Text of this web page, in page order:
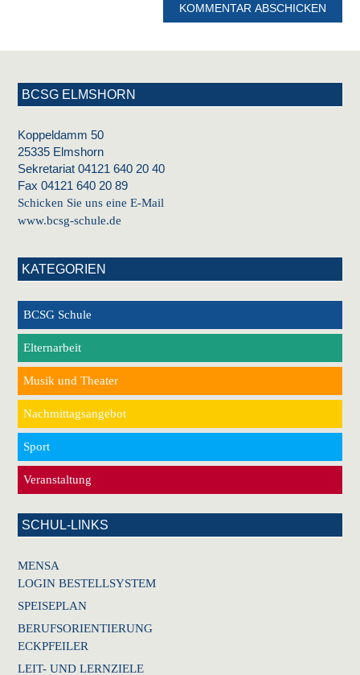
BCSG ELMSHORN
Koppeldamm 50
25335 Elmshorn
Sekretariat 04121 640 20 40
Fax 04121 640 20 89
Schicken Sie uns eine E-Mail
www.bcsg-schule.de
KATEGORIEN
BCSG Schule
Elternarbeit
Musik und Theater
Nachmittagsangebot
Sport
Veranstaltung
SCHUL-LINKS
MENSA
LOGIN BESTELLSYSTEM
SPEISEPLAN
BERUFSORIENTIERUNG
ECKPFEILER
LEIT- UND LERNZIELE